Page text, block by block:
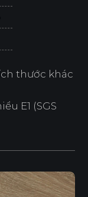
thước khác
E1 (SGS